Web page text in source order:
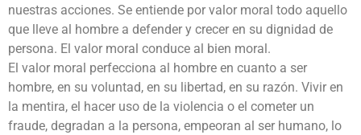
nuestras acciones. Se entiende por valor moral todo aquello
que lleve al hombre a defender y crecer en su dignidad de
persona. El valor moral conduce al bien moral.
El valor moral perfecciona al hombre en cuanto a ser
hombre, en su voluntad, en su libertad, en su razón. Vivir en
la mentira, el hacer uso de la violencia o el cometer un
fraude, degradan a la persona, empeoran al ser humano, lo